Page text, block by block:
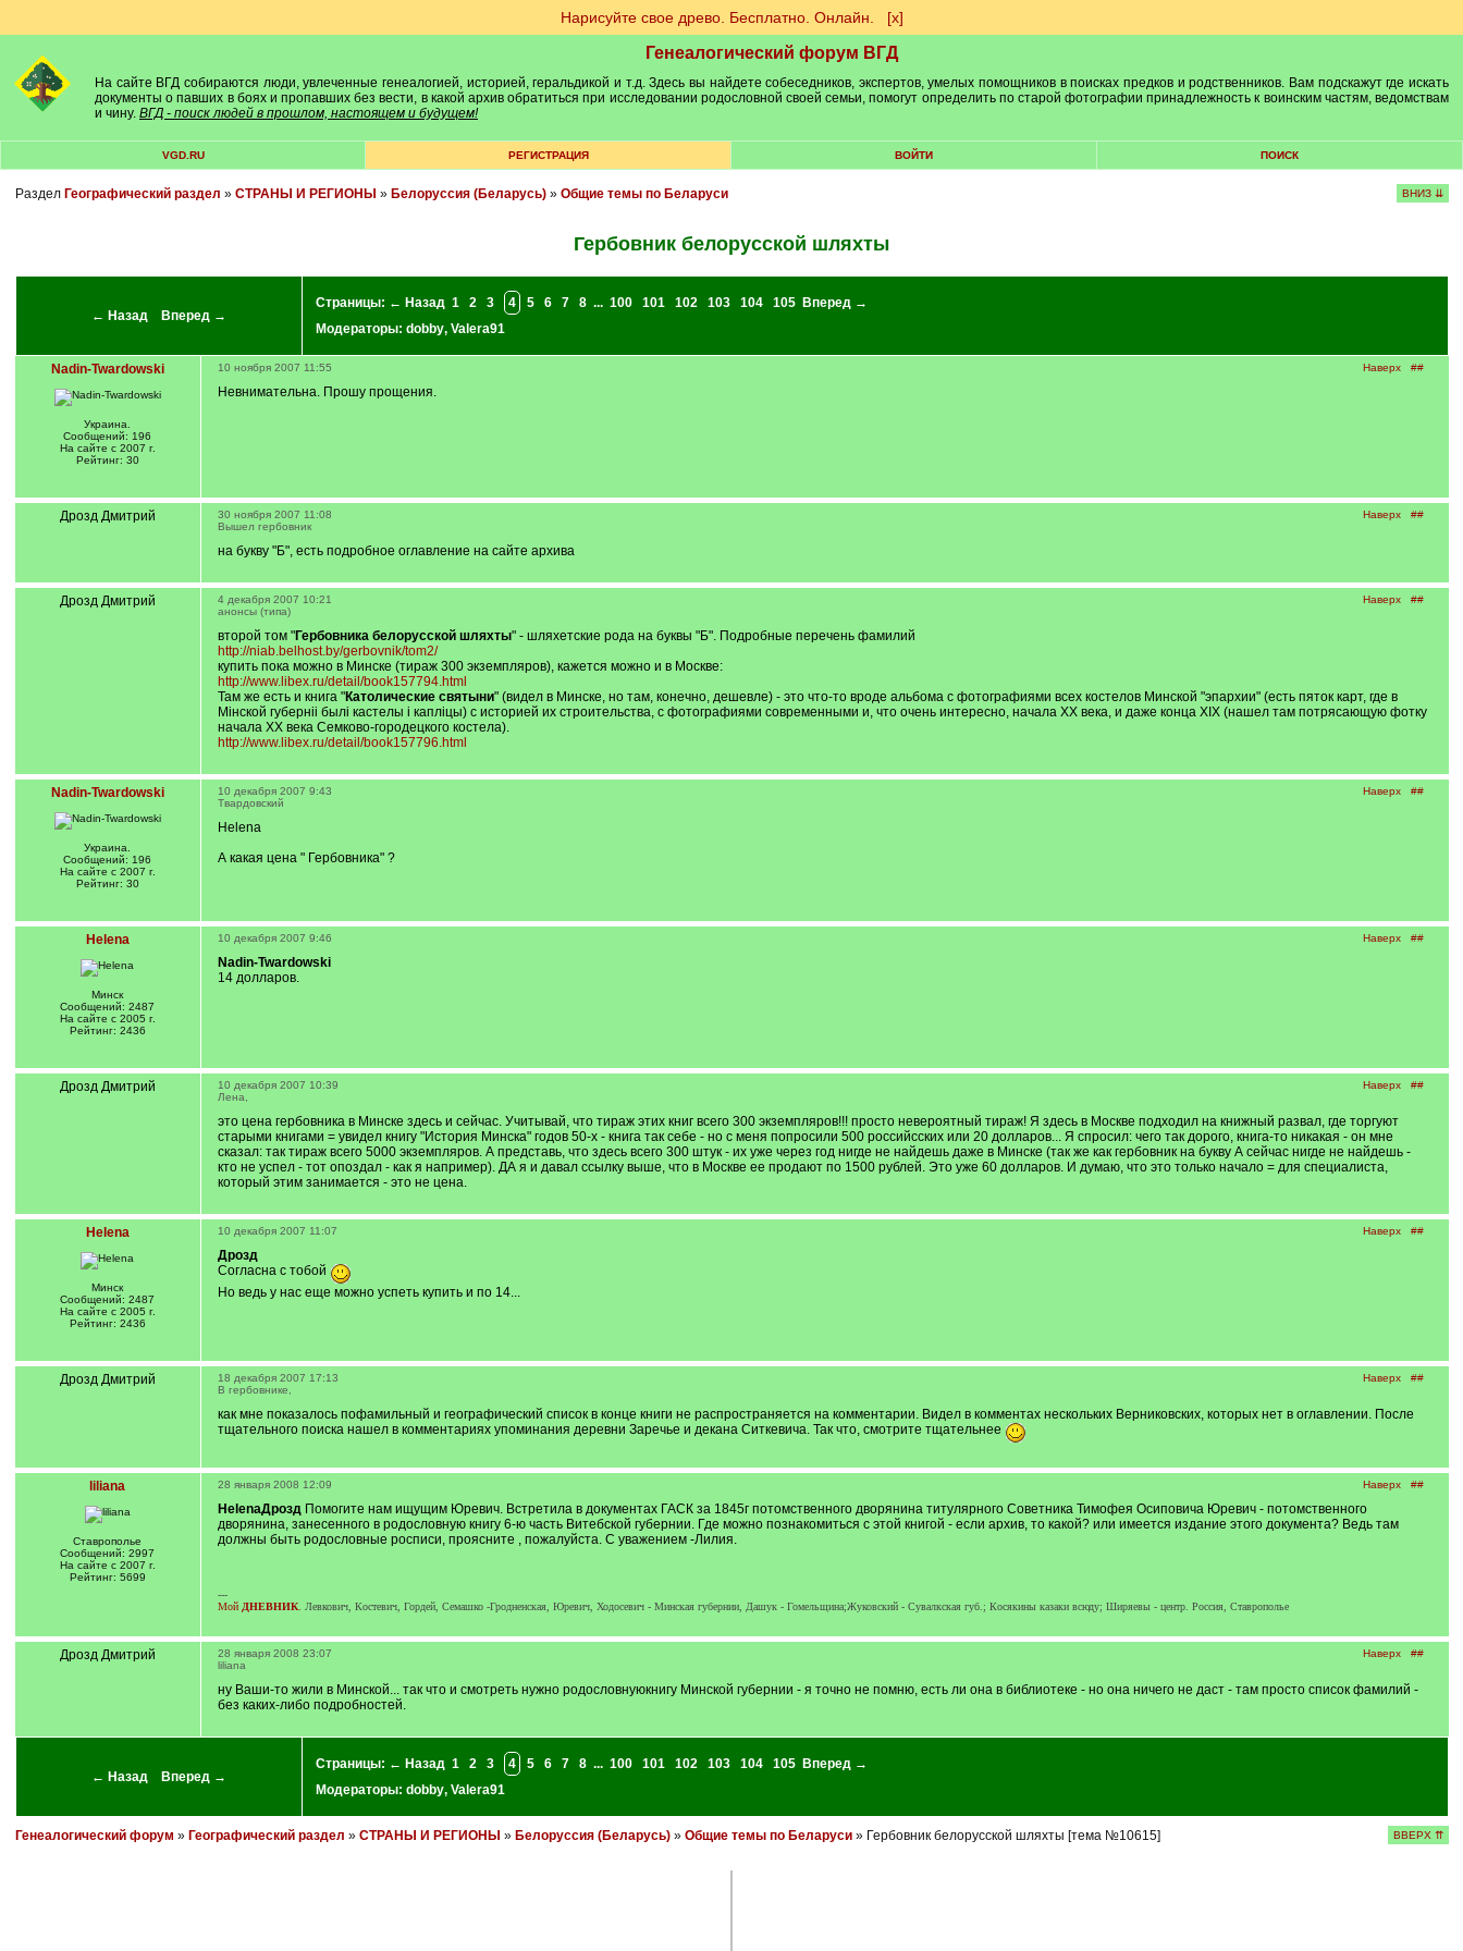
Нарисуйте свое древо. Бесплатно. Онлайн. [х]
Генеалогический форум ВГД
На сайте ВГД собираются люди, увлеченные генеалогией, историей, геральдикой и т.д. Здесь вы найдете собеседников, экспертов, умелых помощников в поисках предков и родственников. Вам подскажут где искать
документы о павших в боях и пропавших без вести, в какой архив обратиться при исследовании родословной своей семьи, помогут определить по старой фотографии принадлежность к воинским частям, ведомствам
и чину. ВГД - поиск людей в прошлом, настоящем и будущем!
VGD.RU РЕГИСТРАЦИЯ ВОЙТИ ПОИСК
Раздел Географический раздел » СТРАНЫ И РЕГИОНЫ » Белоруссия (Беларусь)» Общие темы по Беларуси ВНИЗ ⇊
Гербовник белорусской шляхты
← Назад Вперед →
Страницы: ← Назад 1 2 3 4 5 6 7 8 ... 100 101 102 103 104 105
Вперед →
Модераторы: dobby, Valera91
Nadin-Twardowski
Украина.
Сообщений: 196
На сайте с 2007 г.
Рейтинг: 30
Наверх ##
10 ноября 2007 11:55
Невнимательна. Прошу прощения.
Дрозд Дмитрий Наверх ##
30 ноября 2007 11:08
Вышел гербовник
на букву "Б", есть подробное оглавление на сайте архива
Дрозд Дмитрий Наверх ##
4 декабря 2007 10:21
анонсы (типа)
второй том "Гербовника белорусской шляхты" - шляхетские рода на буквы "Б". Подробные перечень фамилий
http://niab.belhost.by/gerbovnik/tom2/
купить пока можно в Минске (тираж 300 экземпляров), кажется можно и в Москве:
http://www.libex.ru/detail/book157794.html
Там же есть и книга "Католические святыни" (видел в Минске, но там, конечно, дешевле) - это что-то вроде альбома с фотографиями всех костелов Минской "эпархии" (есть пяток карт, где в
Мінской губерніі былі кастелы і капліцы) с историей их строительства, с фотографиями современными и, что очень интересно, начала ХХ века, и даже конца XIX (нашел там потрясающую фотку
начала XX века Семково-городецкого костела).
http://www.libex.ru/detail/book157796.html
Nadin-Twardowski
Украина.
Сообщений: 196
На сайте с 2007 г.
Рейтинг: 30
Наверх ##
10 декабря 2007 9:43
Твардовский
Helena
А какая цена " Гербовника" ?
Helena
Минск
Сообщений: 2487
На сайте с 2005 г.
Рейтинг: 2436
Наверх ##
10 декабря 2007 9:46
Nadin-Twardowski
14 долларов.
Дрозд Дмитрий Наверх ##
10 декабря 2007 10:39
Лена,
это цена гербовника в Минске здесь и сейчас. Учитывай, что тираж этих книг всего 300 экземпляров!!! просто невероятный тираж! Я здесь в Москве подходил на книжный развал, где торгуют
старыми книгами = увидел книгу "История Минска" годов 50-х - книга так себе - но с меня попросили 500 российсских или 20 долларов... Я спросил: чего так дорого, книга-то никакая - он мне
сказал: так тираж всего 5000 экземпляров. А представь, что здесь всего 300 штук - их уже через год нигде не найдешь даже в Минске (так же как гербовник на букву А сейчас нигде не найдешь -
кто не успел - тот опоздал - как я например). ДА я и давал ссылку выше, что в Москве ее продают по 1500 рублей. Это уже 60 долларов. И думаю, что это только начало = для специалиста,
который этим занимается - это не цена.
Helena
Минск
Сообщений: 2487
На сайте с 2005 г.
Рейтинг: 2436
Наверх ##
10 декабря 2007 11:07
Дрозд
Согласна с тобой
Но ведь у нас еще можно успеть купить и по 14...
Дрозд Дмитрий Наверх ##
18 декабря 2007 17:13
В гербовнике,
как мне показалось пофамильный и географический список в конце книги не распространяется на комментарии. Видел в комментах нескольких Верниковских, которых нет в оглавлении. После
тщательного поиска нашел в комментариях упоминания деревни Заречье и декана Ситкевича. Так что, смотрите тщательнее
liliana
Ставрополье
Сообщений: 2997
На сайте с 2007 г.
Рейтинг: 5699
Наверх ##
28 января 2008 12:09
HelenaДроздПомогите нам ищущим Юревич. Встретила в документах ГАСК за 1845г потомственного дворянина титулярного Советника Тимофея Осиповича Юревич - потомственного
дворянина, занесенного в родословную книгу 6-ю часть Витебской губернии. Где можно познакомиться с этой книгой - если архив, то какой? или имеется издание этого документа? Ведь там
должны быть родословные росписи, проясните , пожалуйста. С уважением -Лилия.
---
Мой ДНЕВНИК. Левкович, Костевич, Гордей, Семашко -Гродненская, Юревич, Ходосевич - Минская губернии, Дашук - Гомельщина;Жуковский - Сувалкская губ.; Косякины казаки всюду; Ширяевы - центр. Россия, Ставрополье
Дрозд Дмитрий Наверх ##
28 января 2008 23:07
liliana
ну Ваши-то жили в Минской... так что и смотреть нужно родословнуюкнигу Минской губернии - я точно не помню, есть ли она в библиотеке - но она ничего не даст - там просто список фамилий -
без каких-либо подробностей.
← Назад Вперед →
Страницы: ← Назад 1 2 3 4 5 6 7 8 ... 100 101 102 103 104 105
Вперед →
Модераторы: dobby, Valera91
Генеалогический форум » Географический раздел » СТРАНЫ И РЕГИОНЫ » Белоруссия (Беларусь)» Общие темы по Беларуси» Гербовник белорусской шляхты [тема №10615] ВВЕРХ ⇈